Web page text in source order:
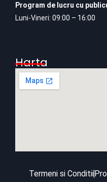
Program de lucru cu
Luni-Vineri: 09:00 – 16:00
Harta
Termeni si Conditii